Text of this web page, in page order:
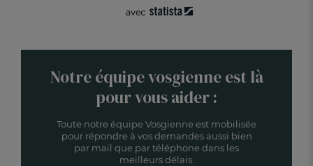
Notre équipe vosgienne est là
pour vous aider :
Toute notre équipe Vosgienne est mobilisée
pour répondre à vos demandes aussi bien
par mail que par téléphone dans les
meilleurs délais.